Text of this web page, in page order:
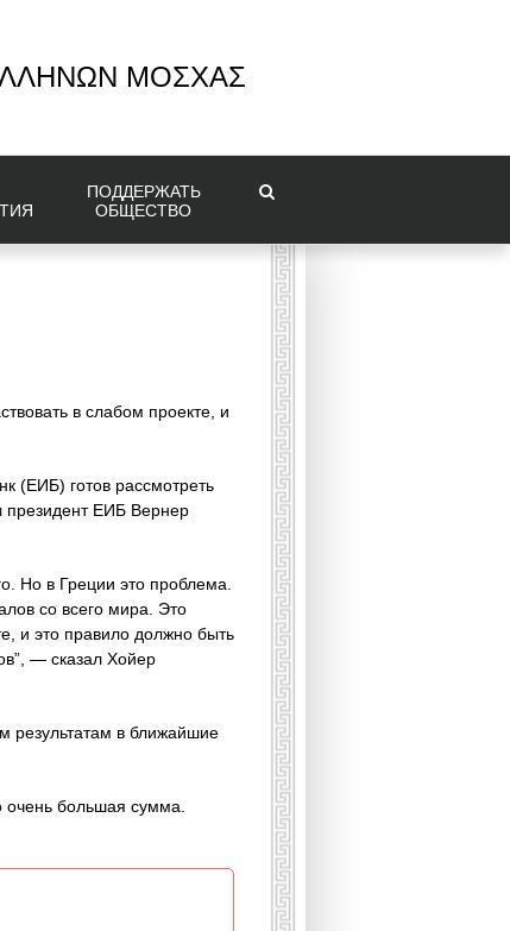
ΜΟΣΧΑΣ
ПОДДЕРЖАТЬ
ОБЩЕСТВО
в слабом проекте, и
(ЕИБ) готов рассмотреть
президент ЕИБ Вернер
Но в Греции это проблема.
со всего мира. Это
и это правило должно быть
— сказал Хойер
результатам в ближайшие
большая сумма.